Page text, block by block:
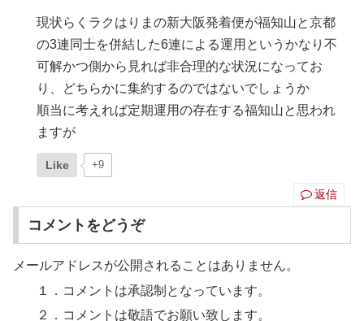
現状らくラクはりまの新大阪発着便が福知山と京都
の3連同士を併結した6連による運用というかなり不
可解かつ側から見れば非合理的な状況になってお
り、どちらかに集約するのではないでしょうか
順当に考えれば定期運用の存在する福知山と思われ
ますが
Like +9
返信
コメントをどうぞ
メールアドレスが公開されることはありません。
１．コメントは承認制となっています。
２．コメントは敬語でお願い致します。